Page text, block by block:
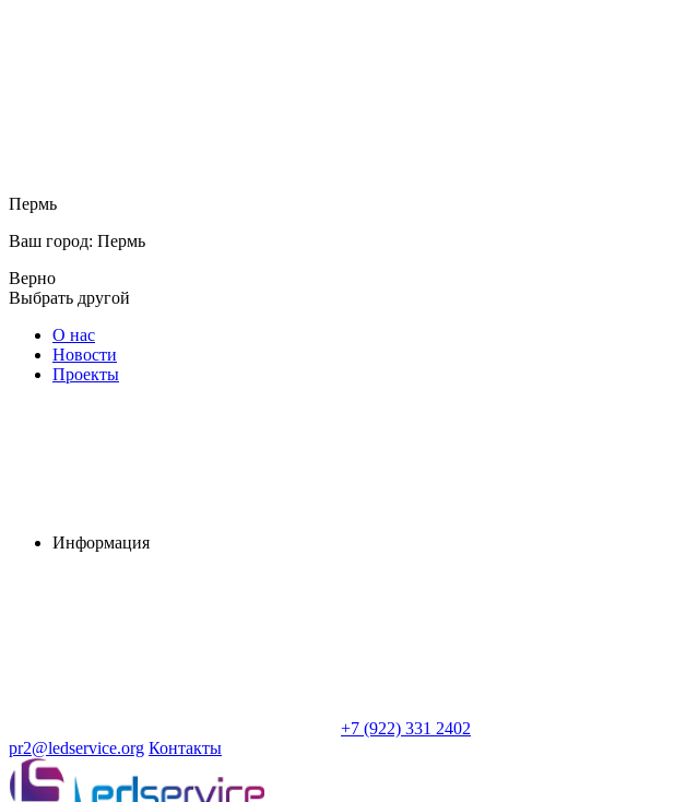
Пермь
Ваш город: Пермь
Верно
Выбрать другой
О нас
Новости
Проекты
Информация
+7 (922) 331 2402
pr2@ledservice.org Контакты